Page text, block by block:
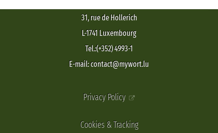
31, rue de Hollerich
L-1741 Luxembourg
Tel.:(+352) 4993-1
E-mail: contact@mywort.lu
Privacy Policy
Cookies & Tracking